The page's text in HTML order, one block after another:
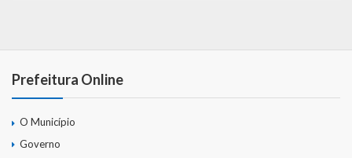
Prefeitura Online
O Município
Governo